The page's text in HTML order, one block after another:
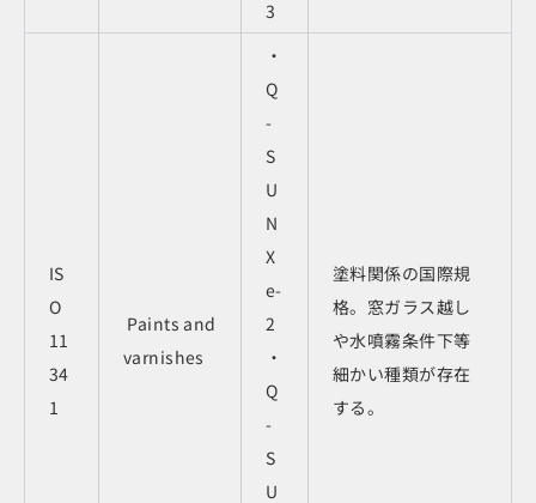
3
IS
O
11
34
1
Paints and
varnishes
・
Q
-
S
U
N
X
e-
2
・
Q
-
S
U
塗料関係の国際規
格。窓ガラス越し
や水噴霧条件下等
細かい種類が存在
する。